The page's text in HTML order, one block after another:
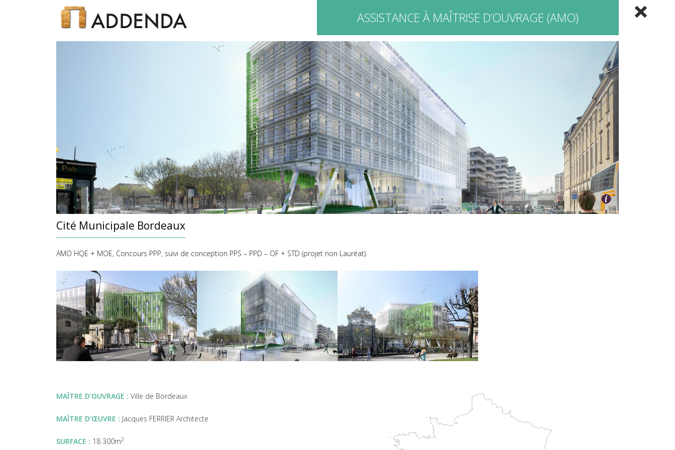
ASSISTANCE À MAÎTRISE D’OUVRAGE (AMO)
Cité Municipale Bordeaux
AMO HQE + MOE, Concours PPP, suivi de conception PPS – PPD – OF + STD (projet non Lauréat).
MAÎTRE D'OUVRAGE : Ville de Bordeaux
MAÎTRE D'ŒUVRE : Jacques FERRIER Architecte
SURFACE : 18 300m2